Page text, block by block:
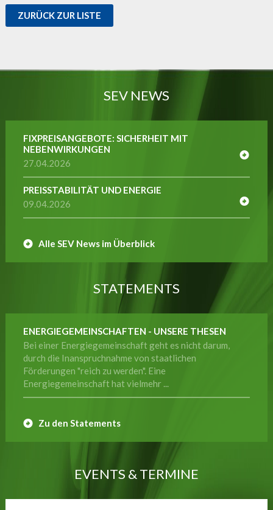
ZURÜCK ZUR LISTE
SEV NEWS
FIXPREISANGEBOTE: SICHERHEIT MIT
NEBENWIRKUNGEN
27.04.2026
PREISSTABILITÄT UND ENERGIE
09.04.2026
Alle SEV News im Überblick
STATEMENTS
ENERGIEGEMEINSCHAFTEN - UNSERE THESEN
Bei einer Energiegemeinschaft geht es nicht darum,
durch die Inanspruchnahme von staatlichen
Förderungen "reich zu werden". Eine
Energiegemeinschaft hat vielmehr ...
Zu den Statements
EVENTS & TERMINE